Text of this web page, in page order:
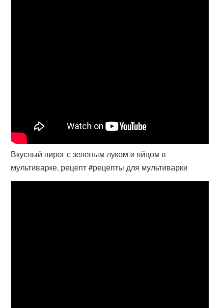
Вкусный пирог с зеленым луком и яйцом в
мультиварке, рецепт #рецепты для мультиварки